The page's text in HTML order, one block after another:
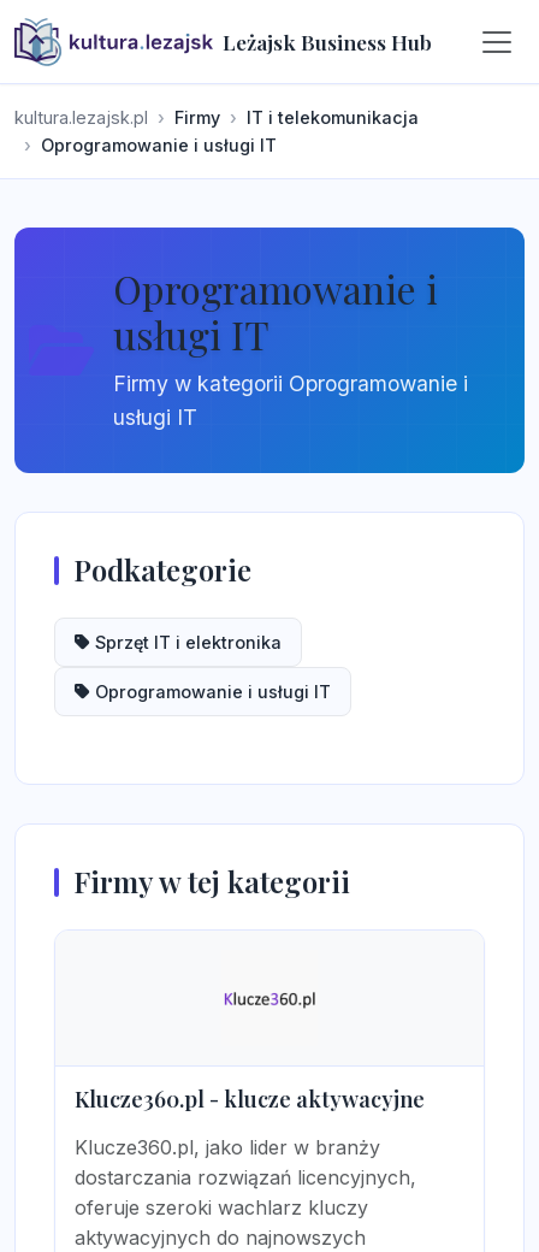
Leżajsk Business Hub
kultura.lezajsk.pl Firmy
IT i telekomunikacja
Oprogramowanie i usługi IT
Oprogramowanie i
usługi IT
Firmy w kategorii Oprogramowanie i
usługi IT
Podkategorie
Sprzęt IT i elektronika
Oprogramowanie i usługi IT
Firmy w tej kategorii
Klucze360.pl - klucze aktywacyjne
Klucze360.pl, jako lider w branży
dostarczania rozwiązań licencyjnych,
oferuje szeroki wachlarz kluczy
aktywacyjnych do najnowszych